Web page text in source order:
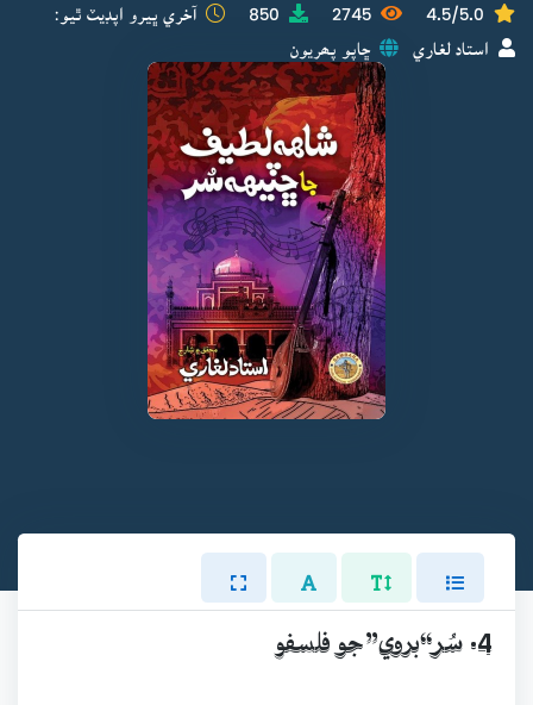
4.5/5.0
2745
850 آخري ڀيرو اپڊيٽ ٿيو:
استاد لغاري ڇاپو پھريون
4. سُر“بروي”جو فلسفو